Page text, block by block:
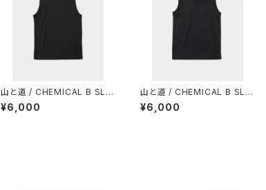
山と道 / CHEMICAL B SLE
EVELESS（MEN）
¥6,000
山と道 / CHEMICAL B SLE
EVELESS（WOMEN）
¥6,000